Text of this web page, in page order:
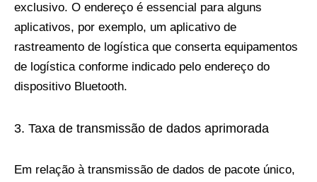
exclusivo. O endereço é essencial para alguns
aplicativos, por exemplo, um aplicativo de
rastreamento de logística que conserta equipamentos
de logística conforme indicado pelo endereço do
dispositivo Bluetooth.
Taxa de transmissão de dados aprimorada
Em relação à transmissão de dados de pacote único,